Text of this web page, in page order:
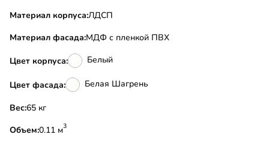
Материал корпуса:ЛДСП
Материал фасада:МДФ с пленкой ПВХ
Цвет корпуса: Белый
Цвет фасада: Белая Шагрень
Вес:
65 кг
Объем:
0.11 м3